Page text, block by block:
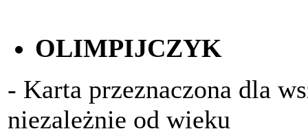
OLIMPIJCZYK
- Karta przeznaczona dla
niezależnie od wieku